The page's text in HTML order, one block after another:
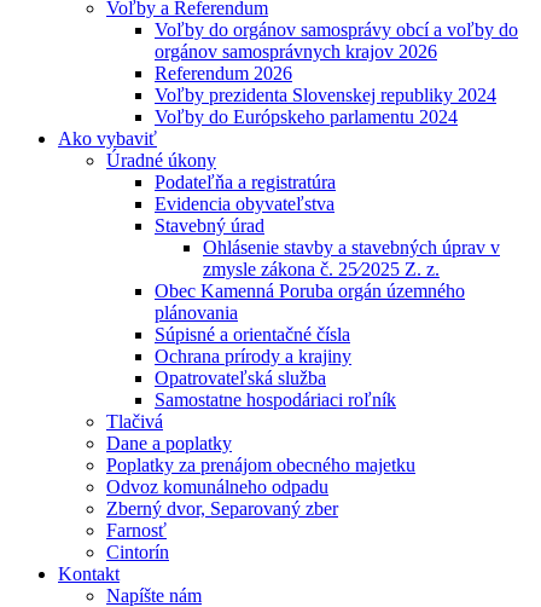
Voľby a Referendum
Voľby do orgánov samosprávy obcí a voľby do
orgánov samosprávnych krajov 2026
Referendum 2026
Voľby prezidenta Slovenskej republiky 2024
Voľby do Európskeho parlamentu 2024
Ako vybaviť
Úradné úkony
Podateľňa a registratúra
Evidencia obyvateľstva
Stavebný úrad
Ohlásenie stavby a stavebných úprav v
zmysle zákona č. 25⁄2025 Z. z.
Obec Kamenná Poruba orgán územného
plánovania
Súpisné a orientačné čísla
Ochrana prírody a krajiny
Opatrovateľská služba
Samostatne hospodáriaci roľník
Tlačivá
Dane a poplatky
Poplatky za prenájom obecného majetku
Odvoz komunálneho odpadu
Zberný dvor, Separovaný zber
Farnosť
Cintorín
Kontakt
Napíšte nám